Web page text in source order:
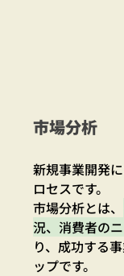
市場分析
新規事業開発
ロセスです。
市場分析とは、
況、消費者の
り、成功する
ップです。